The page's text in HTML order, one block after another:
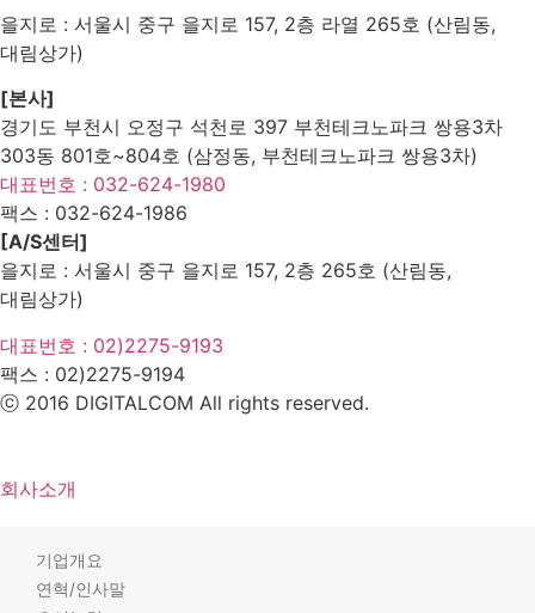
을지로 : 서울시 중구 을지로 157, 2층 라열 265호 (산림동,
대림상가)
[본사]
경기도 부천시 오정구 석천로 397 부천테크노파크 쌍용3차
303동 801호~804호 (삼정동, 부천테크노파크 쌍용3차)
대표번호 : 032-624-1980
팩스 : 032-624-1986
[A/S센터]
을지로 : 서울시 중구 을지로 157, 2층 265호 (산림동,
대림상가)
대표번호 : 02)2275-9193
팩스 : 02)2275-9194​
ⓒ 2016 DIGITALCOM All rights reserved.
회사소개
기업개요
연혁/인사말